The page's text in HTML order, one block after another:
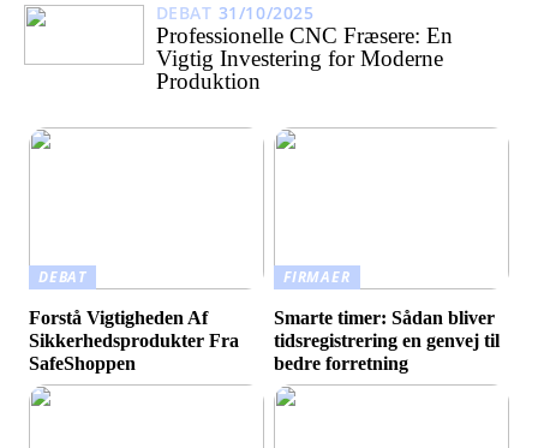
DEBAT 31/10/2025
Professionelle CNC Fræsere: En
Vigtig Investering for Moderne
Produktion
DEBAT
Forstå Vigtigheden Af
Sikkerhedsprodukter Fra
SafeShoppen
FIRMAER
Smarte timer: Sådan bliver
tidsregistrering en genvej til
bedre forretning